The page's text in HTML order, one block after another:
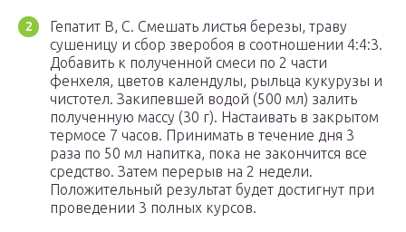
Гепатит В, С. Смешать листья березы, траву
сушеницу и сбор зверобоя в соотношении 4:4:3.
Добавить к полученной смеси по 2 части
фенхеля, цветов календулы, рыльца кукурузы и
чистотел. Закипевшей водой (500 мл) залить
полученную массу (30 г). Настаивать в закрытом
термосе 7 часов. Принимать в течение дня 3
раза по 50 мл напитка, пока не закончится все
средство. Затем перерыв на 2 недели.
Положительный результат будет достигнут при
проведении 3 полных курсов.